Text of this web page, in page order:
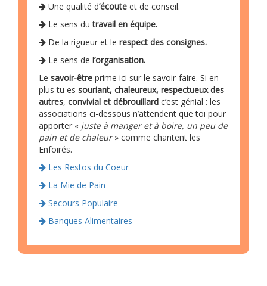
Une qualité d’écoute et de conseil.
Le sens dutravail en équipe.
De la rigueur et le respect des consignes.
Le sens de l’organisation.
Le savoir-être prime ici sur le savoir-faire. Si en
plus tu es souriant, chaleureux, respectueux des
autres, convivial et débrouillard c’est génial : les
associations ci-dessous n’attendent que toi pour
apporter « juste à manger et à boire, un peu de
pain et de chaleur» comme chantent les
Enfoirés.
Les Restos du Coeur
La Mie de Pain
Secours Populaire
Banques Alimentaires